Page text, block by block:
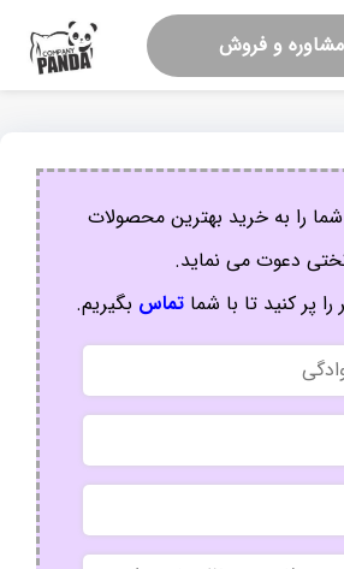
مشاوره و فروش
را به خرید بهترین محصولات
دعوت می نماید.
را پر کنید تا با شماتماس بگیریم.